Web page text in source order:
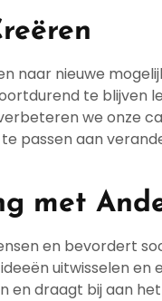
naar nieuwe
te blijven
we onze
passen aan
met
en bevordert
uitwisselen
en draagt bij aan